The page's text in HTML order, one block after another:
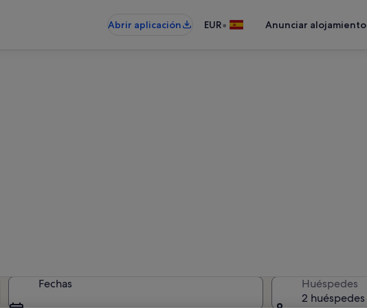
Abrir aplicación
EUR• Anunciar alojamiento
Fechas
Huéspedes
2 huéspedes